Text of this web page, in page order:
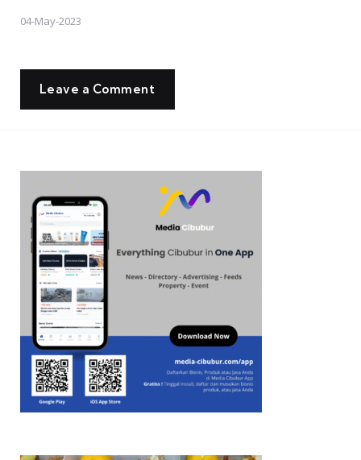
04-May-2023
Leave a Comment